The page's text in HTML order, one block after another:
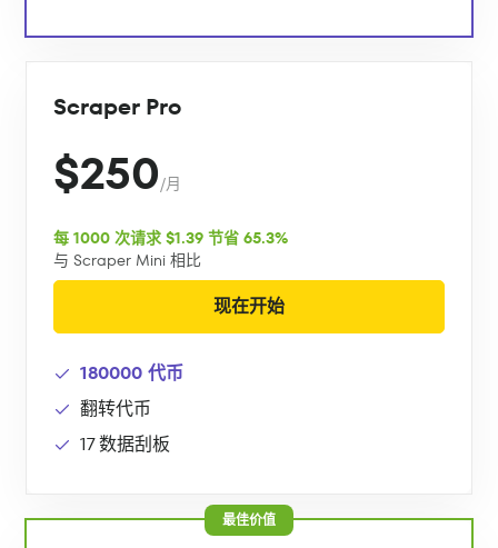
Scraper Pro
$250/月
每 1000 次请求 $1.39 节省 65.3%
与 Scraper Mini 相比
现在开始
180000 代币
翻转代币
17 数据刮板
最佳价值